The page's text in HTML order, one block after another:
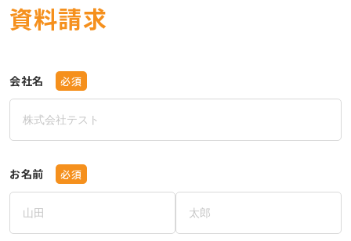
資料請求
会社名 必須
お名前 必須